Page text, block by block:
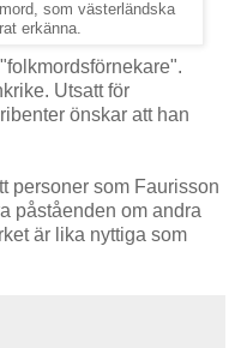
som västerländska
erkänna.
Utsatt för
önskar att han
personer som Faurisson
påståenden om andra
är lika nyttiga som